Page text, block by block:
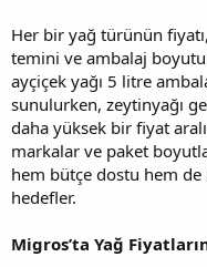
Her bir yağ türünün
temini ve ambalaj
ayçiçek yağı 5 litre
sunulurken, zeytinyağı
daha yüksek bir fiyat
markalar ve paket
hem bütçe dostu hem
hedefler.
Migros’ta Yağ